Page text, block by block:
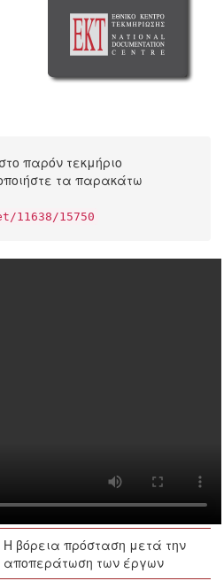
παρόν τεκμήριο
τα παρακάτω
15750
Η βόρεια πρόσταση μετά την
αποπεράτωση των έργων